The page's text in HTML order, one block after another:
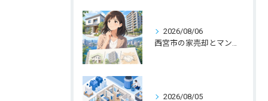
2026/08/06
西宮市の家売却とマンション売却は紙へ書く三つの線引きから
2026/08/05